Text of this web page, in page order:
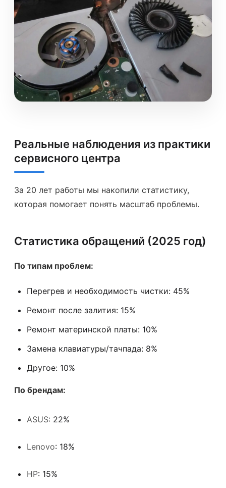
Реальные наблюдения из практики
сервисного центра
За 20 лет работы мы накопили статистику,
которая помогает понять масштаб проблемы.
Статистика обращений (2025 год)
По типам проблем:
Перегрев и необходимость чистки: 45%
Ремонт после залития: 15%
Ремонт материнской платы: 10%
Замена клавиатуры/тачпада: 8%
Другое: 10%
По брендам:
ASUS: 22%
Lenovo: 18%
HP: 15%